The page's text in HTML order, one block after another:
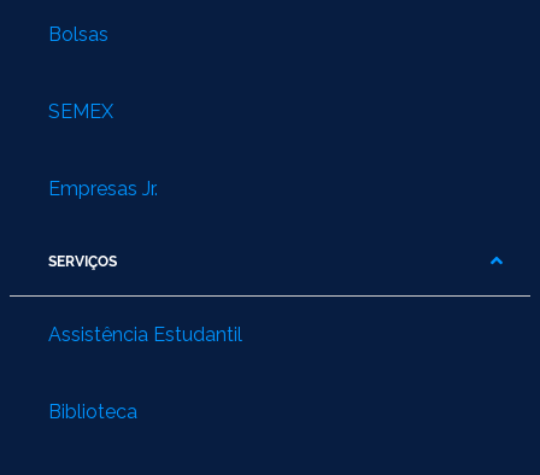
Bolsas
SEMEX
Empresas Jr.
SERVIÇOS
Assistência Estudantil
Biblioteca